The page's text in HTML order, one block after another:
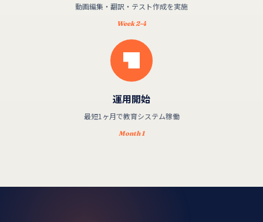
動画編集・翻訳・テスト作成を実施
Week 2-4
運用開始
最短1ヶ月で教育システム稼働
Month 1